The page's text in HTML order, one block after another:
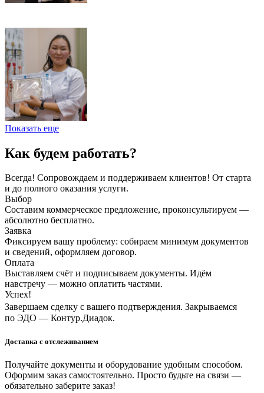
Показать еще
Как будем работать?
Всегда! Сопровождаем и поддерживаем клиентов! От старта
и до полного оказания услуги.
Выбор
Составим коммерческое предложение, проконсультируем —
абсолютно бесплатно.
Заявка
Фиксируем вашу проблему: собираем минимум документов
и сведений, оформляем договор.
Оплата
Выставляем счёт и подписываем документы. Идём
навстречу — можно оплатить частями.
Успех!
Завершаем сделку с вашего подтверждения. Закрываемся
по ЭДО — Контур.Диадок.
Доставка с отслеживанием
Получайте документы и оборудование удобным способом.
Оформим заказ самостоятельно. Просто будьте на связи —
обязательно заберите заказ!